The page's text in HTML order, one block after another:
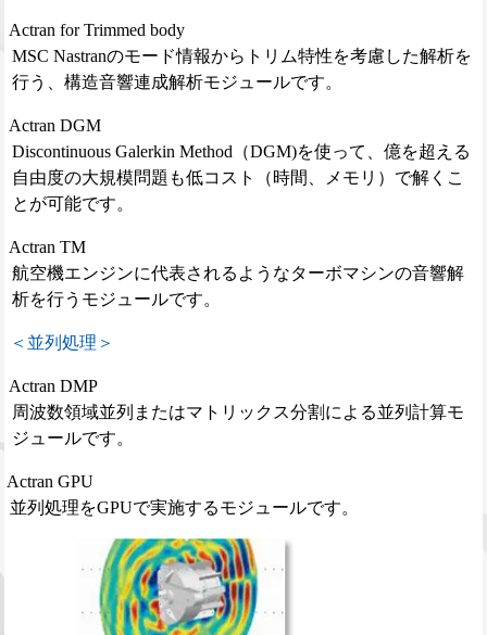
Actran for Trimmed body
MSC Nastranのモード情報からトリム特性を考慮した解析を
行う、構造音響連成解析モジュールです。
Actran DGM
Discontinuous Galerkin Method（DGM)を使って、億を超える
自由度の大規模問題も低コスト（時間、メモリ）で解くこ
とが可能です。
Actran TM
航空機エンジンに代表されるようなターボマシンの音響解
析を行うモジュールです。
＜並列処理＞
Actran DMP
周波数領域並列またはマトリックス分割による並列計算モ
ジュールです。
Actran GPU
並列処理をGPUで実施するモジュールです。